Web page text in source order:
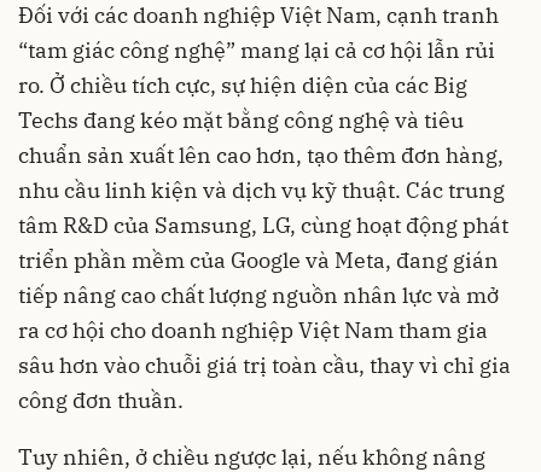
Đối với các doanh nghiệp Việt Nam, cạnh tranh
“tam giác công nghệ” mang lại cả cơ hội lẫn rủi
ro. Ở chiều tích cực, sự hiện diện của các Big
Techs đang kéo mặt bằng công nghệ và tiêu
chuẩn sản xuất lên cao hơn, tạo thêm đơn hàng,
nhu cầu linh kiện và dịch vụ kỹ thuật. Các trung
tâm R&D của Samsung, LG, cùng hoạt động phát
triển phần mềm của Google và Meta, đang gián
tiếp nâng cao chất lượng nguồn nhân lực và mở
ra cơ hội cho doanh nghiệp Việt Nam tham gia
sâu hơn vào chuỗi giá trị toàn cầu, thay vì chỉ gia
công đơn thuần.
Tuy nhiên, ở chiều ngược lại, nếu không nâng